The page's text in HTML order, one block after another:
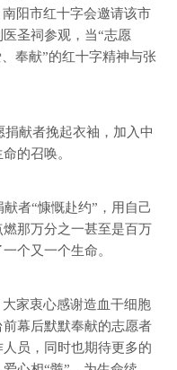
阳市红十字会邀请该市
圣祠参观，当“志愿
奉献”的红十字精神与张
献者挽起衣袖，加入中
的召唤。
者“慷慨赴约”，用自己
那万分之一甚至是百万
个又一个生命。
家衷心感谢造血干细胞
幕后默默奉献的志愿者
员，同时也期待更多的